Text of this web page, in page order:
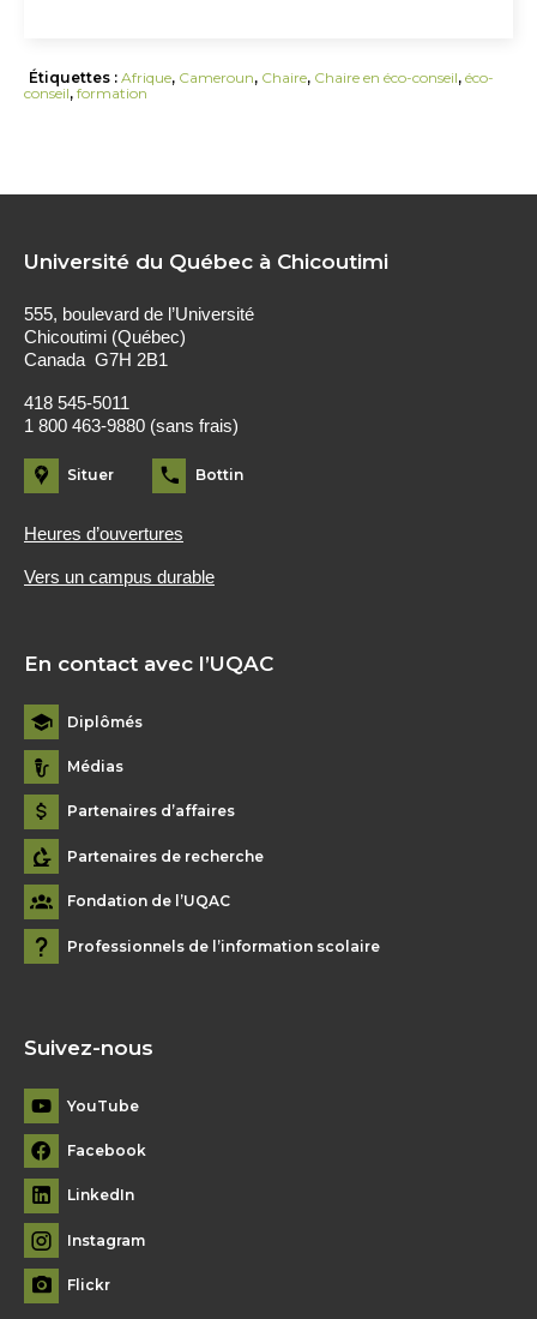
Étiquettes :Afrique, Cameroun, Chaire, Chaire en éco-conseil,éco-
conseil, formation
Université du Québec à Chicoutimi
555, boulevard de l’Université
Chicoutimi (Québec)
Canada G7H 2B1
418 545-5011
1 800 463-9880 (sans frais)
Situer Bottin
Heures d’ouvertures
Vers un campus durable
En contact avec l’UQAC
Diplômés
Médias
Partenaires d’affaires
Partenaires de recherche
Fondation de l’UQAC
Professionnels de l’information scolaire
Suivez-nous
YouTube
Facebook
LinkedIn
Instagram
Flickr